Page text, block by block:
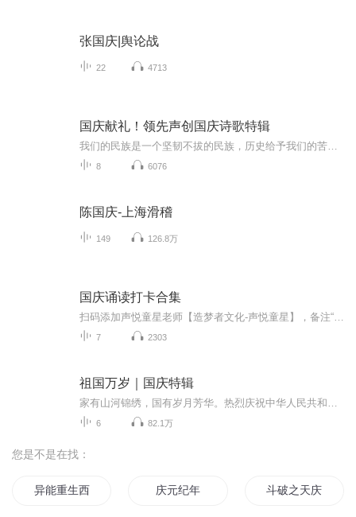
张国庆|舆论战
22 4713
国庆献礼！领先声创国庆诗歌特辑
8 6076
陈国庆-上海滑稽
149 126.8万
国庆诵读打卡合集
7 2303
祖国万岁｜国庆特辑
6 82.1万
您是不是在找：
异能重生西门庆 庆元纪年 斗破之天庆焰火